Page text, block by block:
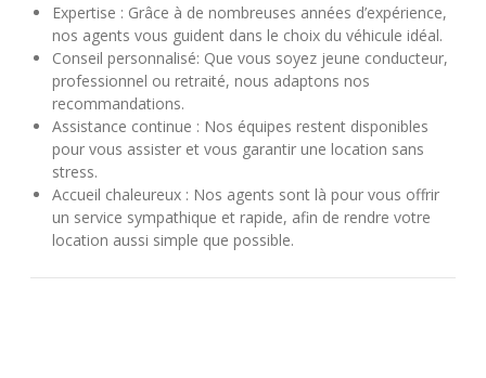
Expertise : Grâce à de nombreuses années d’expérience,
nos agents vous guident dans le choix du véhicule idéal.
Conseil personnalisé: Que vous soyez jeune conducteur,
professionnel ou retraité, nous adaptons nos
recommandations.
Assistance continue : Nos équipes restent disponibles
pour vous assister et vous garantir une location sans
stress.
Accueil chaleureux : Nos agents sont là pour vous offrir
un service sympathique et rapide, afin de rendre votre
location aussi simple que possible.